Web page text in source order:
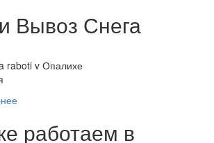
Вывоз Снега
работаем в